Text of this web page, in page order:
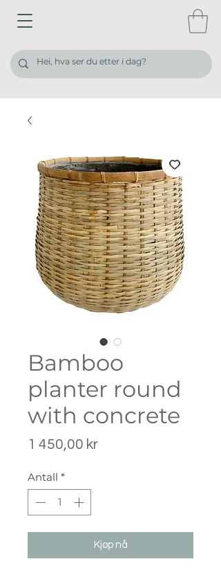
Bamboo
planter round
with concrete
1 450,00 krPris
Antall *
Kjøp nå